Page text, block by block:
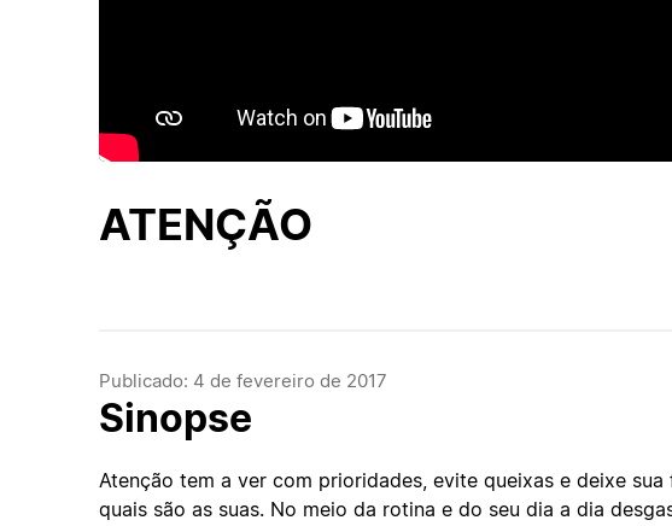
ATENÇÃO
Publicado: 4 de fevereiro de 2017
Sinopse
Atenção tem a ver com prioridades, evite queixas e deixe
quais são as suas. No meio da rotina e do seu dia a dia